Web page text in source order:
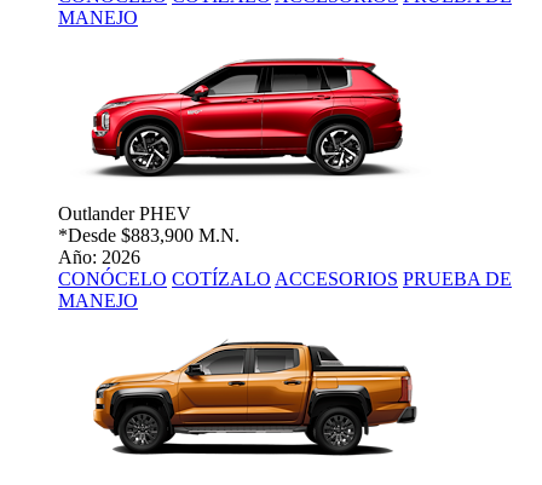
MANEJO
Outlander PHEV
*Desde $883,900 M.N.
Año: 2026
CONÓCELO COTÍZALO ACCESORIOS PRUEBA DE
MANEJO